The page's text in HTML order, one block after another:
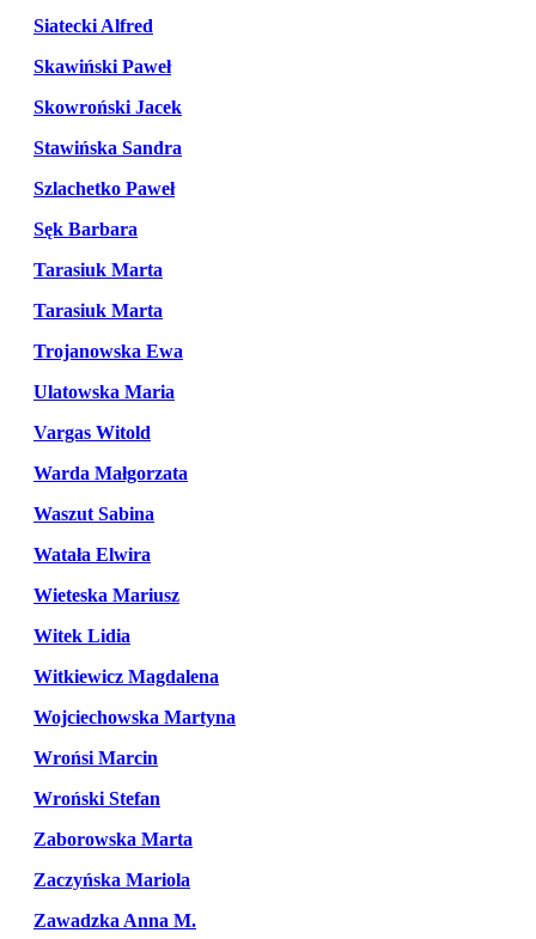
Siatecki Alfred
Skawiński Paweł
Skowroński Jacek
Stawińska Sandra
Szlachetko Paweł
Sęk Barbara
Tarasiuk Marta
Tarasiuk Marta
Trojanowska Ewa
Ulatowska Maria
Vargas Witold
Warda Małgorzata
Waszut Sabina
Watała Elwira
Wieteska Mariusz
Witek Lidia
Witkiewicz Magdalena
Wojciechowska Martyna
Wrońsi Marcin
Wroński Stefan
Zaborowska Marta
Zaczyńska Mariola
Zawadzka Anna M.